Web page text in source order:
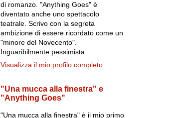
di romanzo. "Anything Goes" è
diventato anche uno spettacolo
teatrale. Scrivo con la segreta
ambizione di essere ricordato come un
"minore del Novecento".
Inguaribilmente pessimista.
Visualizza il mio profilo completo
"Una mucca alla finestra" e
"Anything Goes"
"Una mucca alla finestra" è il mio primo